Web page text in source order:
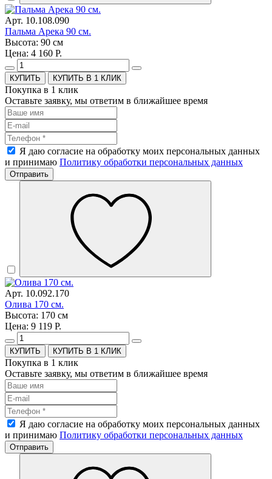
Арт. 10.108.090
Пальма Арека 90 см.
Высота: 90 см
Цена: 4 160 Р.
КУПИТЬ В 1 КЛИК
Покупка в 1 клик
Оставьте заявку, мы ответим в ближайшее время
Я даю согласие на обработку моих персональных данных
и принимаю Политику обработки персональных данных
Отправить
Арт. 10.092.170
Олива 170 см.
Высота: 170 см
Цена: 9 119 Р.
КУПИТЬ В 1 КЛИК
Покупка в 1 клик
Оставьте заявку, мы ответим в ближайшее время
Я даю согласие на обработку моих персональных данных
и принимаю Политику обработки персональных данных
Отправить